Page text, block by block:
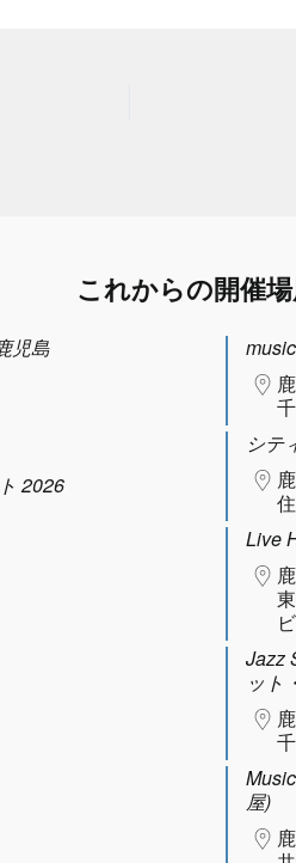
児島
2026
これからの開催
シテ
Live
Jazz
ット
屋)